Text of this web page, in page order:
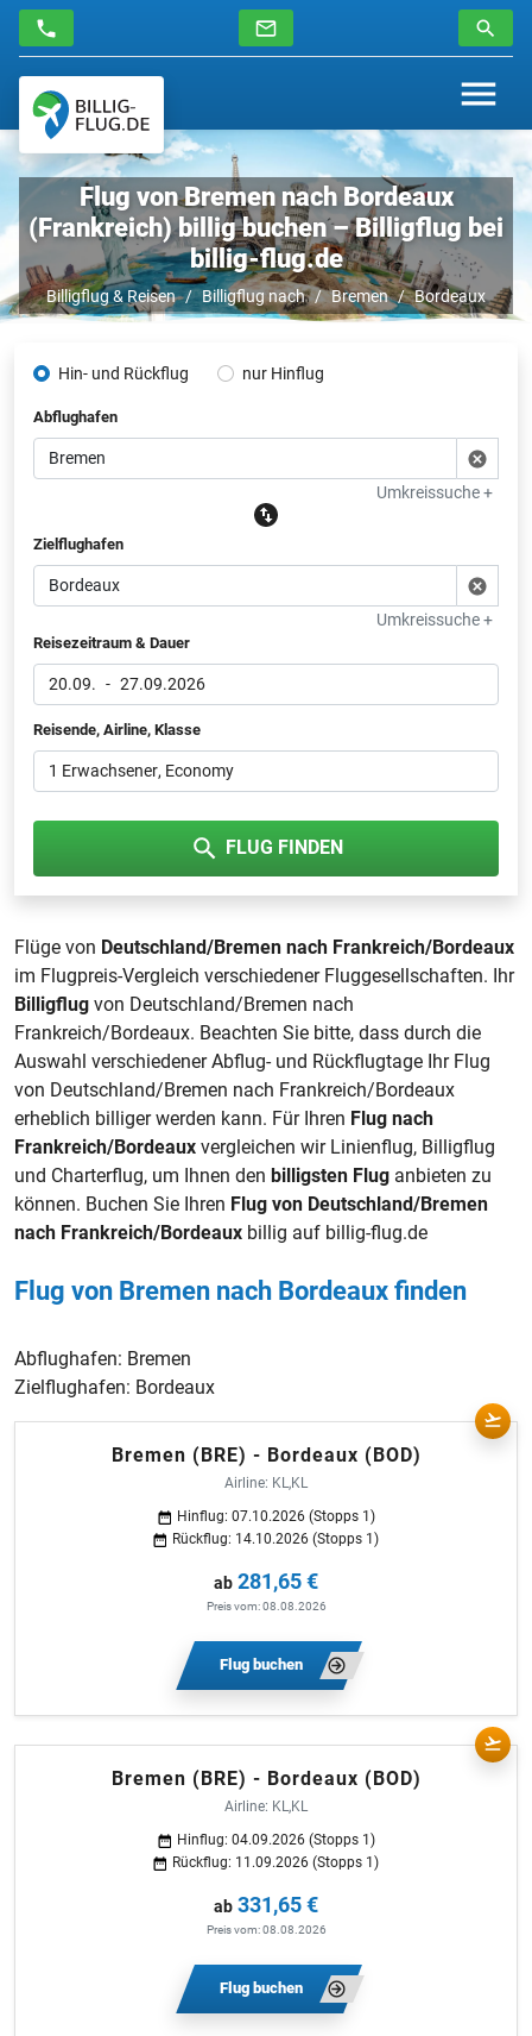
Flug von Bremen nach Bordeaux
(Frankreich) billig buchen – Billigflug bei
billig-flug.de
Billigflug & Reisen Billigflug nach Bremen Bordeaux
Hin- und Rückflug nur Hinflug
Abflughafen
Umkreissuche +
Zielflughafen
Umkreissuche +
Reisezeitraum & Dauer
20.09. - 27.09.2026
Reisende, Airline, Klasse
1 Erwachsener, Economy
FLUG FINDEN
Flüge von Deutschland/Bremen nach Frankreich/Bordeaux
im Flugpreis-Vergleich verschiedener Fluggesellschaften. Ihr
Billigflug von Deutschland/Bremen nach
Frankreich/Bordeaux. Beachten Sie bitte, dass durch die
Auswahl verschiedener Abflug- und Rückflugtage Ihr Flug
von Deutschland/Bremen nach Frankreich/Bordeaux
erheblich billiger werden kann. Für Ihren Flug nach
Frankreich/Bordeaux vergleichen wir Linienflug, Billigflug
und Charterflug, um Ihnen den billigsten Flug anbieten zu
können. Buchen Sie Ihren Flug von Deutschland/Bremen
nach Frankreich/Bordeaux billig auf billig-flug.de
Flug von Bremen nach Bordeaux finden
Abflughafen: Bremen
Zielflughafen: Bordeaux
Bremen (BRE) - Bordeaux (BOD)
Airline: KL,KL
Hinflug: 07.10.2026 (Stopps 1)
Rückflug: 14.10.2026 (Stopps 1)
ab 281,65 €
Preis vom: 08.08.2026
Flug buchen
Bremen (BRE) - Bordeaux (BOD)
Airline: KL,KL
Hinflug: 04.09.2026 (Stopps 1)
Rückflug: 11.09.2026 (Stopps 1)
ab 331,65 €
Preis vom: 08.08.2026
Flug buchen